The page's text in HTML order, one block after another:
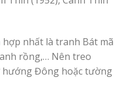
hợp nhất là tranh Bát mã
rồng,… Nên treo
Đông hoặc tường